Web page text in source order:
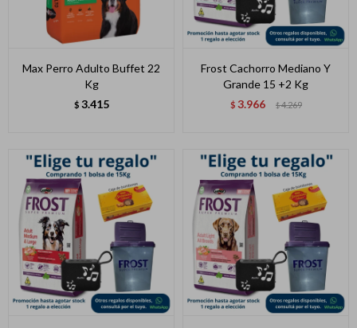
Max Perro Adulto Buffet 22
Kg
$ 3.415
Frost Cachorro Mediano Y
Grande 15 +2 Kg
$ 3.966 $4.269